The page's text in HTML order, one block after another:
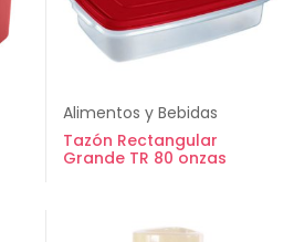
Alimentos y Bebidas
Tazón Rectangular
Grande TR 80 onzas